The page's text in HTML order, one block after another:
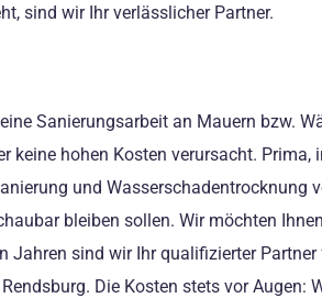
sind wir Ihr verlässlicher Partner.
Sanierungsarbeit an Mauern bzw.
hohen Kosten verursacht.
und
bleiben sollen. Wir möchten
Jahren sind wir Ihr qualifizierter
Die Kosten stets vor